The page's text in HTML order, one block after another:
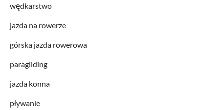
wędkarstwo
jazda na rowerze
górska jazda rowerowa
paragliding
jazda konna
pływanie